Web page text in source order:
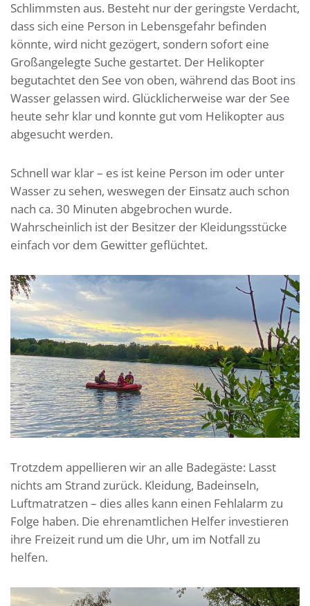
Schlimmsten aus. Besteht nur der geringste Verdacht,
dass sich eine Person in Lebensgefahr befinden
könnte, wird nicht gezögert, sondern sofort eine
Großangelegte Suche gestartet. Der Helikopter
begutachtet den See von oben, während das Boot ins
Wasser gelassen wird. Glücklicherweise war der See
heute sehr klar und konnte gut vom Helikopter aus
abgesucht werden.
Schnell war klar – es ist keine Person im oder unter
Wasser zu sehen, weswegen der Einsatz auch schon
nach ca. 30 Minuten abgebrochen wurde.
Wahrscheinlich ist der Besitzer der Kleidungsstücke
einfach vor dem Gewitter geflüchtet.
Trotzdem appellieren wir an alle Badegäste: Lasst
nichts am Strand zurück. Kleidung, Badeinseln,
Luftmatratzen – dies alles kann einen Fehlalarm zu
Folge haben. Die ehrenamtlichen Helfer investieren
ihre Freizeit rund um die Uhr, um im Notfall zu
helfen.